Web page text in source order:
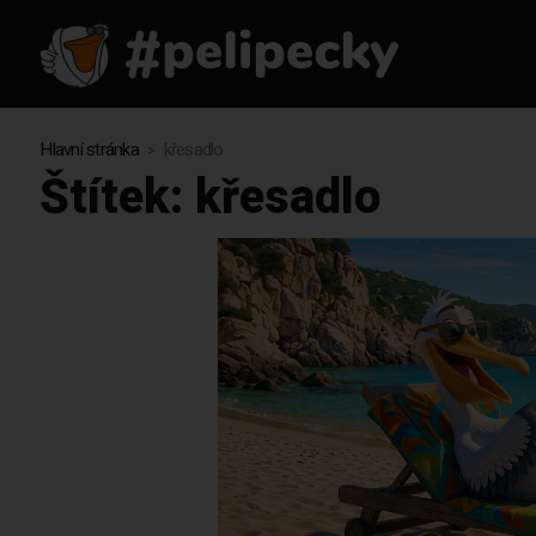
Hlavní stránka křesadlo
Štítek: křesadlo